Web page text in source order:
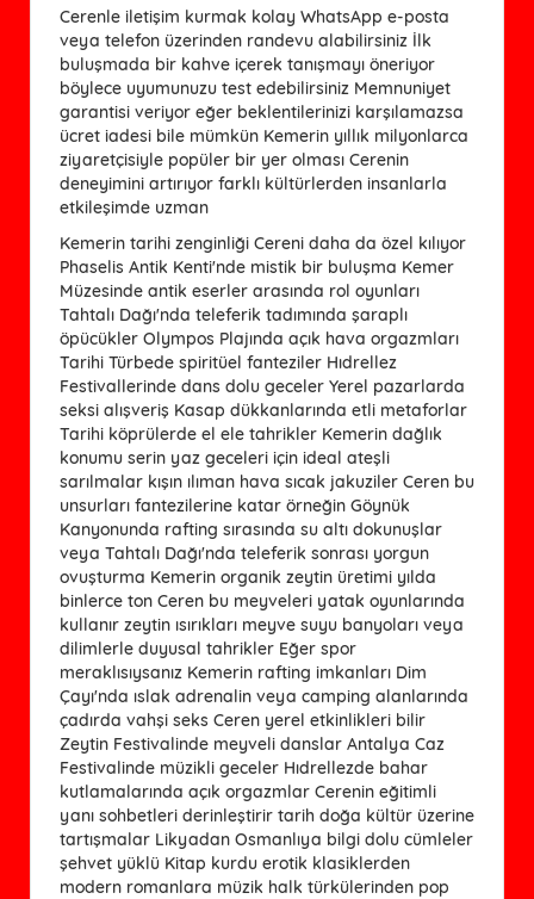
Cerenle iletişim kurmak kolay WhatsApp e-posta
veya telefon üzerinden randevu alabilirsiniz İlk
buluşmada bir kahve içerek tanışmayı öneriyor
böylece uyumunuzu test edebilirsiniz Memnuniyet
garantisi veriyor eğer beklentilerinizi karşılamazsa
ücret iadesi bile mümkün Kemerin yıllık milyonlarca
ziyaretçisiyle popüler bir yer olması Cerenin
deneyimini artırıyor farklı kültürlerden insanlarla
etkileşimde uzman
Kemerin tarihi zenginliği Cereni daha da özel kılıyor
Phaselis Antik Kenti'nde mistik bir buluşma Kemer
Müzesinde antik eserler arasında rol oyunları
Tahtalı Dağı'nda teleferik tadımında şaraplı
öpücükler Olympos Plajında açık hava orgazmları
Tarihi Türbede spiritüel fanteziler Hıdrellez
Festivallerinde dans dolu geceler Yerel pazarlarda
seksi alışveriş Kasap dükkanlarında etli metaforlar
Tarihi köprülerde el ele tahrikler Kemerin dağlık
konumu serin yaz geceleri için ideal ateşli
sarılmalar kışın ılıman hava sıcak jakuziler Ceren bu
unsurları fantezilerine katar örneğin Göynük
Kanyonunda rafting sırasında su altı dokunuşlar
veya Tahtalı Dağı'nda teleferik sonrası yorgun
ovuşturma Kemerin organik zeytin üretimi yılda
binlerce ton Ceren bu meyveleri yatak oyunlarında
kullanır zeytin ısırıkları meyve suyu banyoları veya
dilimlerle duyusal tahrikler Eğer spor
meraklısıysanız Kemerin rafting imkanları Dim
Çayı'nda ıslak adrenalin veya camping alanlarında
çadırda vahşi seks Ceren yerel etkinlikleri bilir
Zeytin Festivalinde meyveli danslar Antalya Caz
Festivalinde müzikli geceler Hıdrellezde bahar
kutlamalarında açık orgazmlar Cerenin eğitimli
yanı sohbetleri derinleştirir tarih doğa kültür üzerine
tartışmalar Likyadan Osmanlıya bilgi dolu cümleler
şehvet yüklü Kitap kurdu erotik klasiklerden
modern romanlara müzik halk türkülerinden pop